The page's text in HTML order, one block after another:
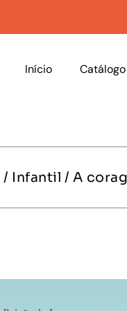
Início Catálogo
/ Infantil / A